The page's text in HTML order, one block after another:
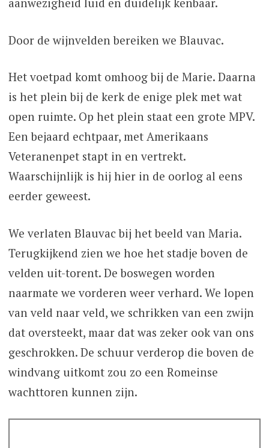
Door de wijnvelden bereiken we Blauvac.
Het voetpad komt omhoog bij de Marie. Daarna
is het plein bij de kerk de enige plek met wat
open ruimte. Op het plein staat een grote MPV.
Een bejaard echtpaar, met Amerikaans
Veteranenpet stapt in en vertrekt.
Waarschijnlijk is hij hier in de oorlog al eens
eerder geweest.
We verlaten Blauvac bij het beeld van Maria.
Terugkijkend zien we hoe het stadje boven de
velden uit-torent. De boswegen worden
naarmate we vorderen weer verhard. We lopen
van veld naar veld, we schrikken van een zwijn
dat oversteekt, maar dat was zeker ook van ons
geschrokken. De schuur verderop die boven de
windvang uitkomt zou zo een Romeinse
wachttoren kunnen zijn.